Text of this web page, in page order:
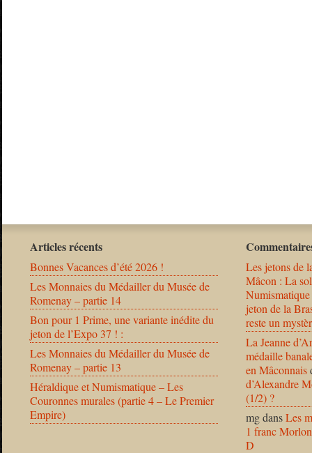
Articles récents
Bonnes Vacances d’été 2026 !
Les Monnaies du Médailler du Musée de
Romenay – partie 14
Bon pour 1 Prime, une variante inédite du
jeton de l’Expo 37 ! :
Les Monnaies du Médailler du Musée de
Romenay – partie 13
Héraldique et Numismatique – Les
Couronnes murales (partie 4 – Le Premier
Empire)
Les jetons de
Mâcon : La
jeton de la
reste un
La Jeanne
médaille
en Mâconnais
d’Alexandre
(1/2) ?
mgdansLes
1 franc
D